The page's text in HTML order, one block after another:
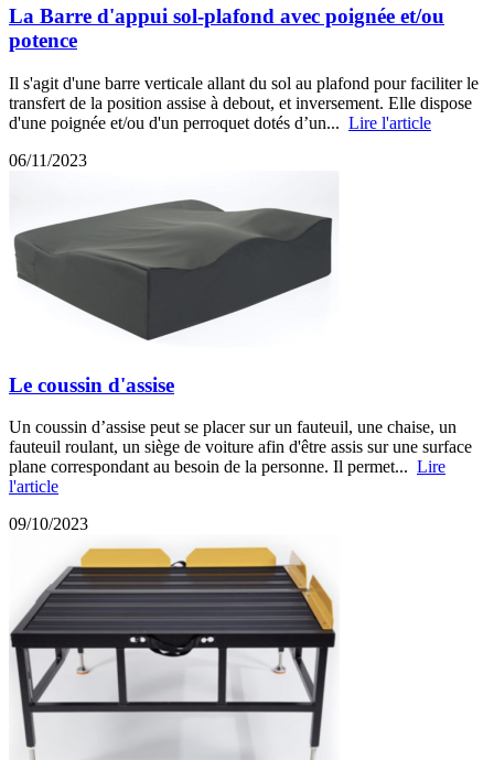
La Barre d'appui sol-plafond avec poignée et/ou
potence
Il s'agit d'une barre verticale allant du sol au plafond pour faciliter le
transfert de la position assise à debout, et inversement. Elle dispose
d'une poignée et/ou d'un perroquet dotés d’un... Lire l'article
06/11/2023
Le coussin d'assise
Un coussin d’assise peut se placer sur un fauteuil, une chaise, un
fauteuil roulant, un siège de voiture afin d'être assis sur une surface
plane correspondant au besoin de la personne. Il permet... Lire
l'article
09/10/2023